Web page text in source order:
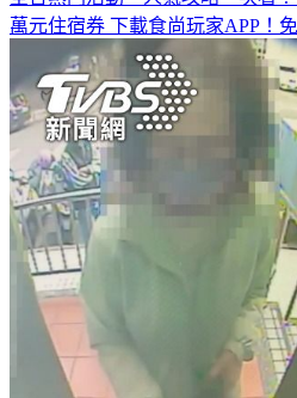
萬元住宿券 下載食尚玩家APP！